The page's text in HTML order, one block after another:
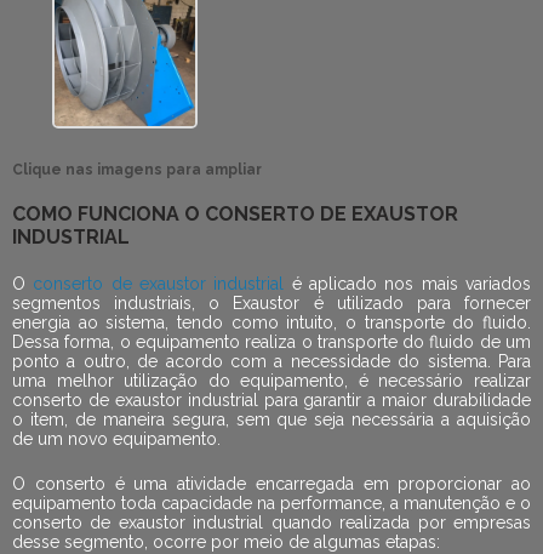
Clique nas imagens para ampliar
COMO FUNCIONA O CONSERTO DE EXAUSTOR
INDUSTRIAL
O conserto de exaustor industrial é aplicado nos mais variados
segmentos industriais, o Exaustor é utilizado para fornecer
energia ao sistema, tendo como intuito, o transporte do fluido.
Dessa forma, o equipamento realiza o transporte do fluido de um
ponto a outro, de acordo com a necessidade do sistema. Para
uma melhor utilização do equipamento, é necessário realizar
conserto de exaustor industrialpara garantir a maior durabilidade
o item, de maneira segura, sem que seja necessária a aquisição
de um novo equipamento.
O conserto é uma atividade encarregada em proporcionar ao
equipamento toda capacidade na performance, a manutenção e o
conserto de exaustor industrial quando realizada por empresas
desse segmento, ocorre por meio de algumas etapas: